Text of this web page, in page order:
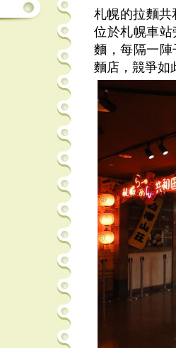
札幌的拉麵共
位於札幌車
麵，每隔一
麵店，競爭如